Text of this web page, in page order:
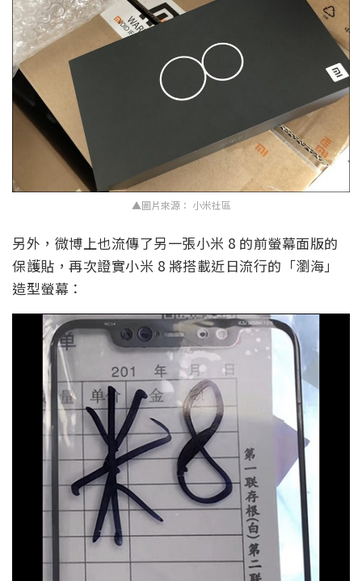
▲圖片來源： 小米社區
另外，微博上也流傳了另一張小米 8 的前螢幕面版的
保護貼，再次證實小米 8 將搭載近日流行的「瀏海」
造型螢幕：